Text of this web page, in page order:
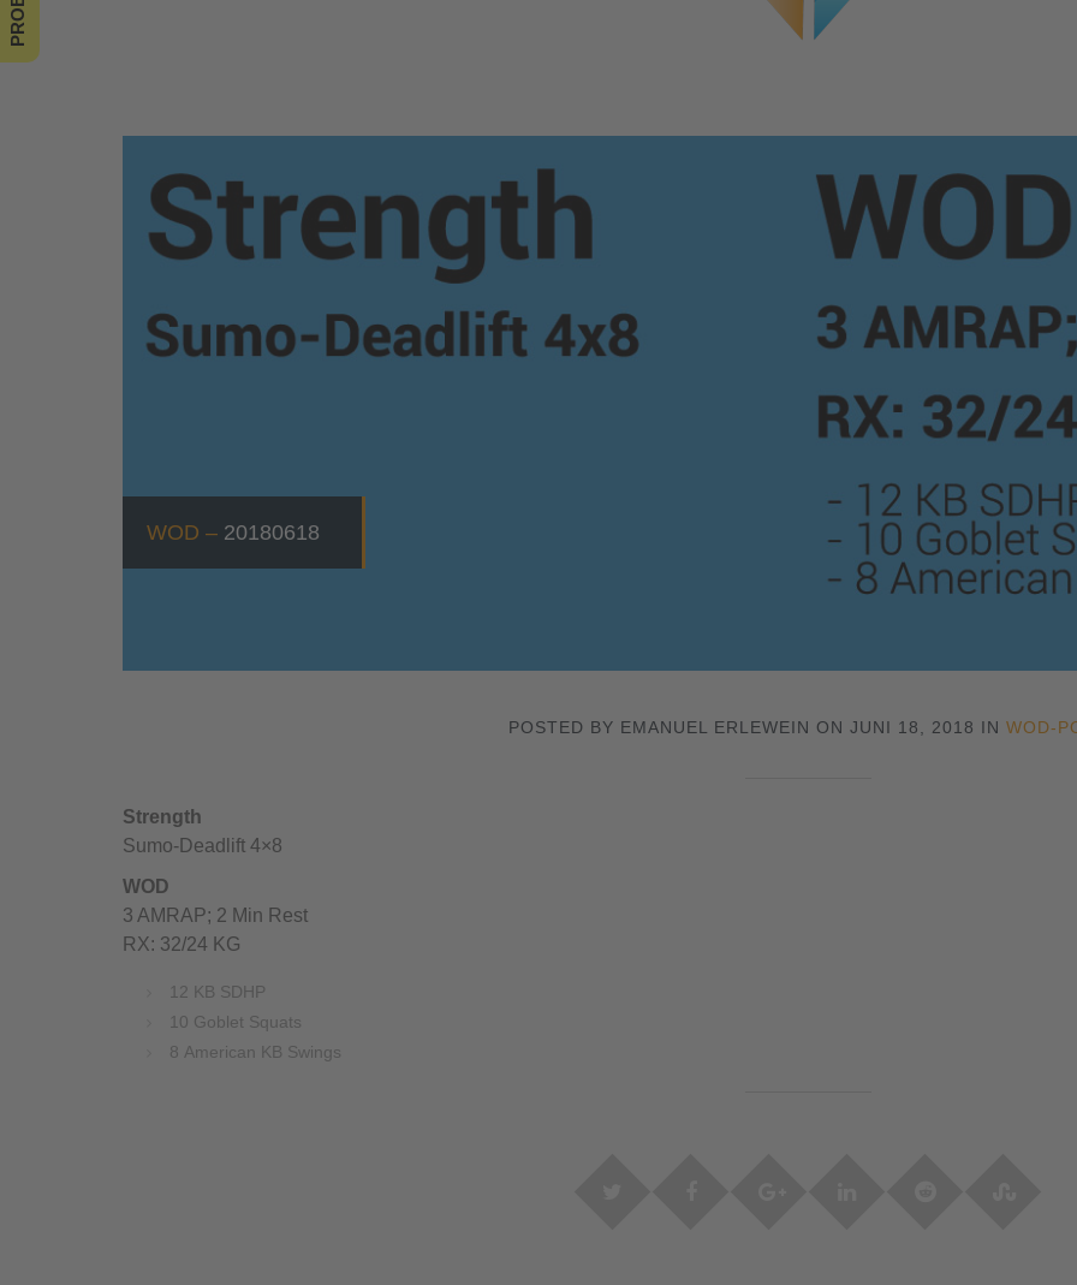
WOD – 20180618
POSTED BY EMANUEL ERLEWEIN ON JUNI 18, 2018 IN WOD-
Strength
Sumo-Deadlift 4×8
WOD
3 AMRAP; 2 Min Rest
RX: 32/24 KG
12 KB SDHP
10 Goblet Squats
8 American KB Swings